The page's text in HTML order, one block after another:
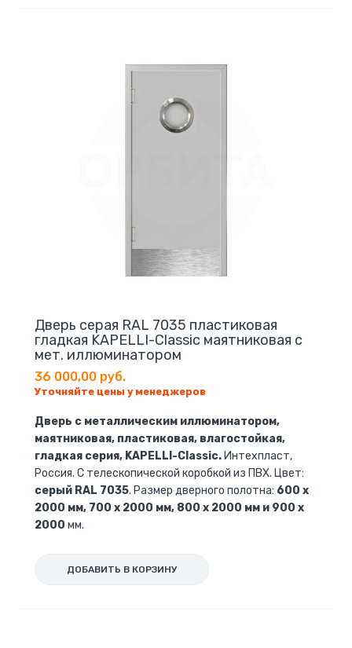
Дверь серая RAL 7035 пластиковая
гладкая KAPELLI-Classic маятниковая с
мет. иллюминатором
36 000,00 руб.
Уточняйте цены у менеджеров
Дверь с металлическим иллюминатором,
маятниковая, пластиковая, влагостойкая,
гладкая серия, KAPELLI-Classic. Интехпласт,
Россия. С телескопической коробкой из ПВХ. Цвет:
серый RAL 7035. Размер дверного полотна: 600 x
2000 мм, 700 x 2000 мм, 800 x 2000 мм и 900 x
2000 мм.
ДОБАВИТЬ В КОРЗИНУ